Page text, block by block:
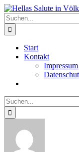
Zum
Inhalt
springen
Facebook
Instagram
Suche
nach:
Start
Kontakt
Impressum
Suche
nach: